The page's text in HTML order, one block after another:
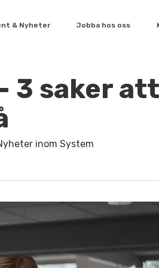
& Nyheter Jobba hos oss
3 saker att
inom System